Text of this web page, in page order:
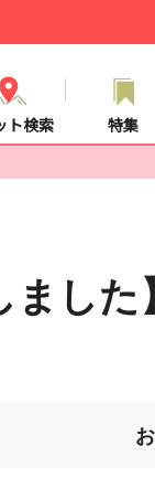
ト検索 特集
した